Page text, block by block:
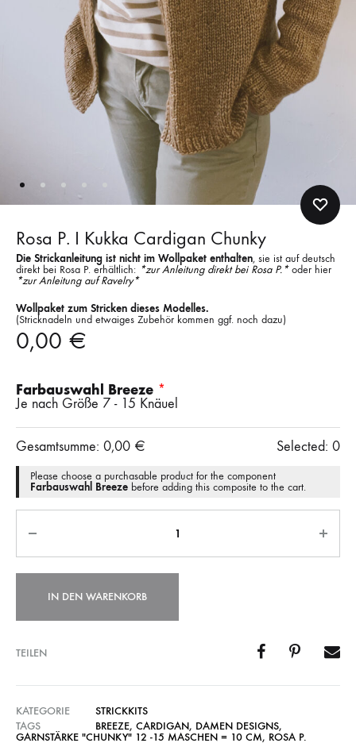
Rosa P. I Kukka Cardigan Chunky
Die Strickanleitung ist nicht im Wollpaket enthalten, sie ist auf deutsch
direkt bei Rosa P. erhältlich: *zur Anleitung direkt bei Rosa P.*oder hier
*zur Anleitung auf Ravelry*
Wollpaket zum Stricken dieses Modelles.
(Stricknadeln und etwaiges Zubehör kommen ggf. noch dazu)
0,00 €
Farbauswahl Breeze
Je nach Größe 7 - 15 Knäuel
Gesamtsumme: 0,00 € Selected: 0
Please choose a purchasable product for the component
Farbauswahl Breeze before adding this composite to the cart.
IN DEN WARENKORB
TEILEN
KATEGORIE
STRICKKITS
TAGS
BREEZE, CARDIGAN, DAMEN DESIGNS,
GARNSTÄRKE "CHUNKY" 12 -15 MASCHEN = 10 CM, ROSA P.